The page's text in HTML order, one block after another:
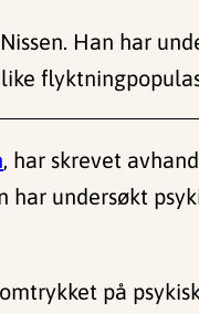
Han har
, har skrevet
har undersøkt
på